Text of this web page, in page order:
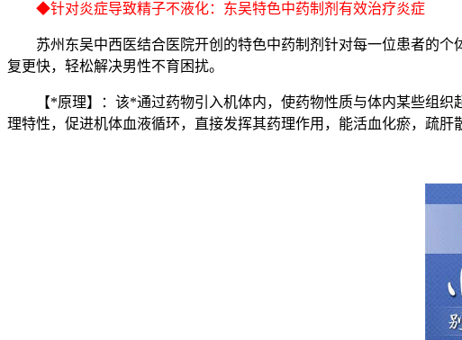
◆针对炎症导致精子不液化：东吴特色中药制剂有效治疗炎症
苏州东吴中西医结合医院开创的特色中药制剂针对每一位患者的个
复更快，轻松解决男性不育困扰。
【*原理】：该*通过药物引入机体内，使药物性质与体内某些组织
理特性，促进机体血液循环，直接发挥其药理作用，能活血化瘀，疏肝